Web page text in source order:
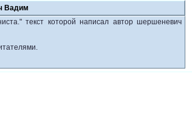
Вадим
текст которой написал автор шершеневич